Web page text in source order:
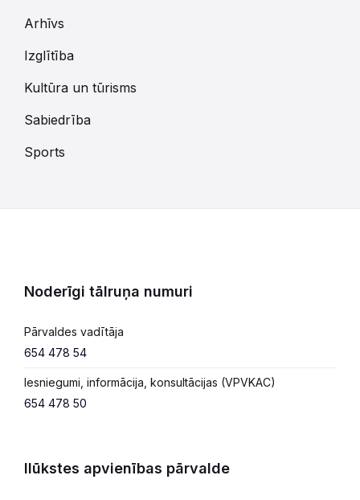
Arhīvs
Izglītība
Kultūra un tūrisms
Sabiedrība
Sports
Noderīgi tālruņa numuri
Pārvaldes vadītāja
654 478 54
Iesniegumi, informācija, konsultācijas (VPVKAC)
654 478 50
Ilūkstes apvienības pārvalde